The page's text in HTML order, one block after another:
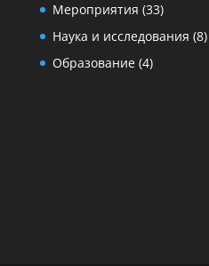
Мероприятия (33)
Наука и исследования (8)
Образование(4)